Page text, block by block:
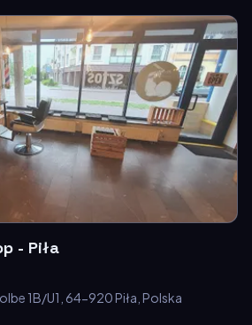
- Piła
1B/U1, 64-920 Piła, Polska